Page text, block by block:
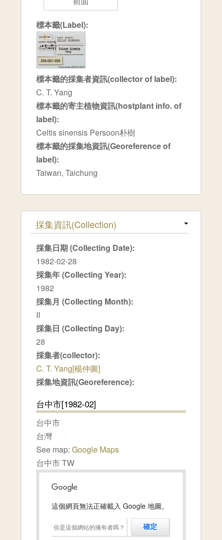
標本籤(Label):
標本籤的採集者資訊(collector of label):
C. T. Yang
標本籤的寄主植物資訊(hostplant info. of
label):
Celtis sinensis Persoon朴樹
標本籤的採集地資訊(Georeference of
label):
Taiwan, Taichung
隱藏
採集資訊(Collection)
採集日期 (Collecting Date):
1982-02-28
採集年 (Collecting Year):
1982
採集月 (Collecting Month):
II
採集日 (Collecting Day):
28
採集者(collector):
C. T. Yang[楊仲圖]
採集地資訊(Georeference):
台中市[1982-02]
台中市
台灣
See map:Google Maps
台中市 TW
這個網頁無法正確載入 Google 地圖。
你是這個網站的擁有者嗎？ 確定